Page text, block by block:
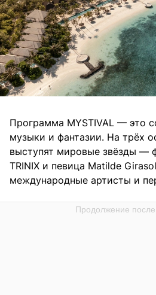
Программа MYSTIVAL — это
музыки и фантазии. На трёх
выступят мировые звёзды —
TRINIX и певица Matilde
международные артисты и